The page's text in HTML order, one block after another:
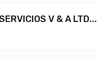
V & A LTD...